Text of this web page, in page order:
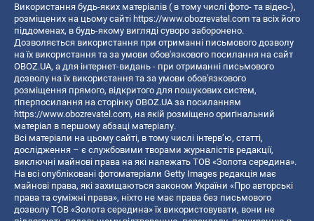
Використання будь-яких матеріалів ( в тому числі фото- та відео-),
розміщених на цьому сайті https://www.obozrevatel.com та всіх його
піддоменах, в будь-якому вигляді суворо заборонено.
Дозволяється використання при отриманні письмового дозволу
на їх використання та за умови обов'язкового посилання на сайт
OBOZ.UA, а для інтернет-видань - при отриманні письмового
дозволу на їх використання та за умови обов'язкового
розміщення прямого, відкритого для пошукових систем,
гіперпосилання на сторінку OBOZ.UA за посиланням
https://www.obozrevatel.com, на якій розміщено оригінальний
матеріал в першому абзаці матеріалу.
Всі матеріали на цьому сайті, в тому числі інтерв’ю, статті,
дослідження – є службовими творами журналістів редакції,
виключні майнові права на які належать ТОВ «Золота середина».
На всі опубліковані фотоматеріали Getty Images редакція має
майнові права, які захищаються законом України «Про авторські
права та суміжні права», ніхто не має права без письмового
дозволу ТОВ «Золота середина» їх використовувати, вони не